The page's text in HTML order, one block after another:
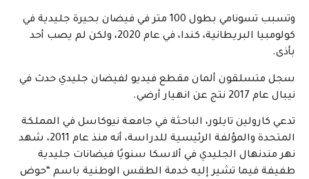
وتسبب تسونامي بطول 100 متر في فيضان بحيرة جليدية في
كولومبيا البريطانية، كندا، في عام 2020، ولكن لم يصب أحد
بأذى.
سجل متسلقون ألمان مقطع فيديو لفيضان جليدي حدث في
نيبال عام 2017 نتج عن انهيار أرضي.
تدعي كارولين تايلور، الباحثة في جامعة نيوكاسل في المملكة
المتحدة والمؤلفة الرئيسية للدراسة، أنه منذ عام 2011، شهد
نهر مندنهال الجليدي في ألاسكا سنويًا فيضانات جليدية
طفيفة فيما تشير إليه خدمة الطقس الوطنية باسم “حوض